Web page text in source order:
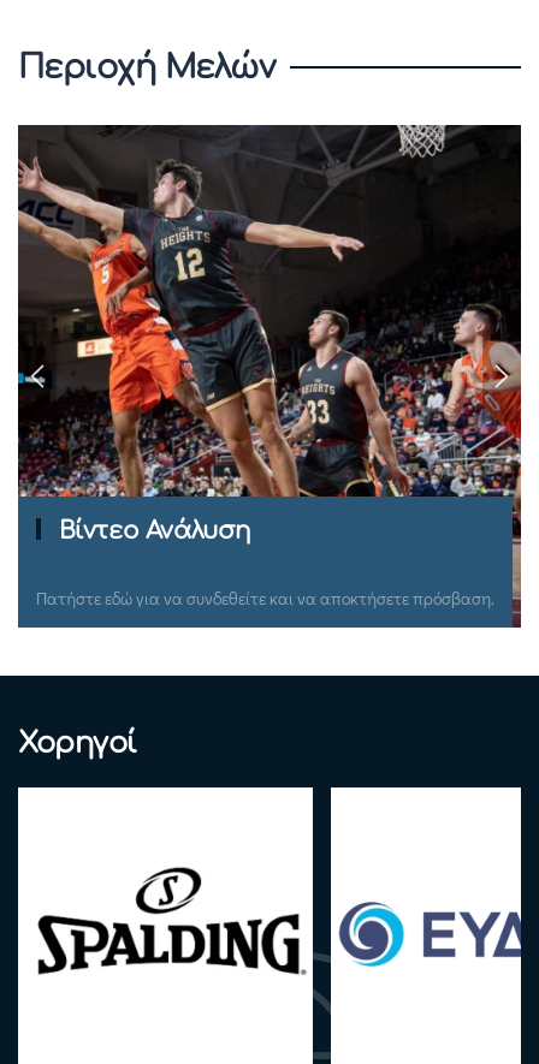
Περιοχή Μελών
Ομιλίες Σεμιναρίων
Πατήστε εδώ για να συνδεθείτε και να αποκτήσετε πρόσβαση.
Χορηγοί